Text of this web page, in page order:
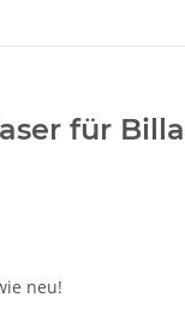
für
neu!